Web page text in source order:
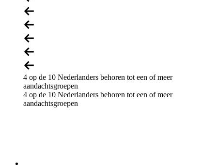
4 op de 10 Nederlanders behoren tot een of meer
aandachtsgroepen
4 op de 10 Nederlanders behoren tot een of meer
aandachtsgroepen